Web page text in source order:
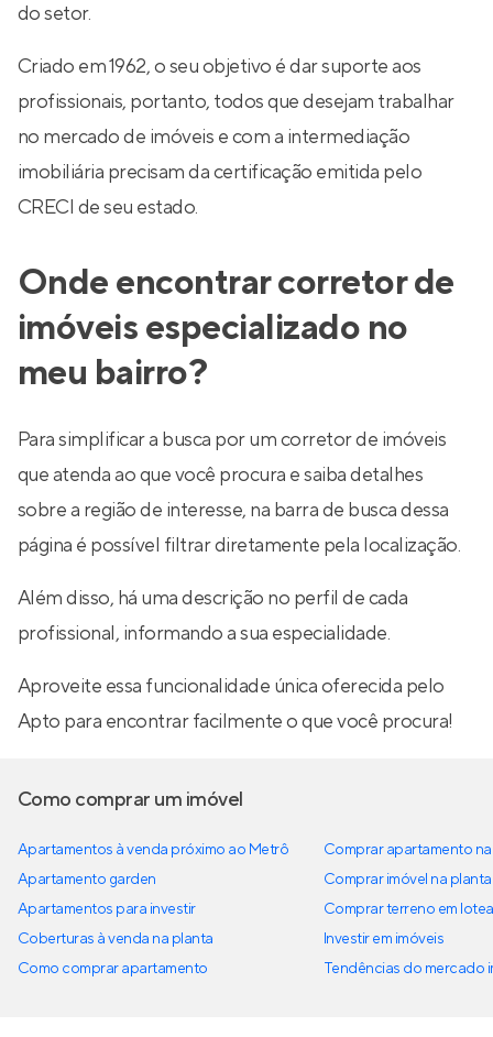
do setor.
Criado em 1962, o seu objetivo é dar suporte aos
profissionais, portanto, todos que desejam trabalhar
no mercado de imóveis e com a intermediação
imobiliária precisam da certificação emitida pelo
CRECI de seu estado.
Onde encontrar corretor de
imóveis especializado no
meu bairro?
Para simplificar a busca por um corretor de imóveis
que atenda ao que você procura e saiba detalhes
sobre a região de interesse, na barra de busca dessa
página é possível filtrar diretamente pela localização.
Além disso, há uma descrição no perfil de cada
profissional, informando a sua especialidade.
Aproveite essa funcionalidade única oferecida pelo
Apto para encontrar facilmente o que você procura!
Como comprar um imóvel
Apartamentos à venda próximo ao Metrô
Apartamento garden
Apartamentos para investir
Coberturas à venda na planta
Como comprar apartamento
Comprar apartamento
Comprar imóvel na planta
Comprar terreno em
Investir em imóveis
Tendências do mercado